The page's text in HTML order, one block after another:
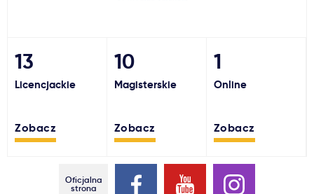
Usługi
Aktualności
13
Licencjackie
Zobacz
10
Magisterskie
Zobacz
1
Online
Zobacz
Oficjalna
strona